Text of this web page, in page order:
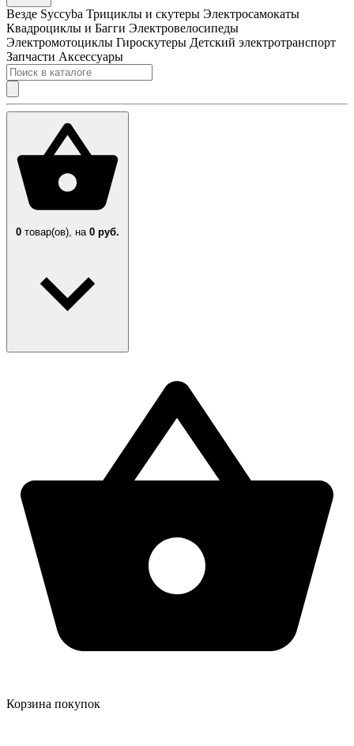
Везде Syccyba Трициклы и скутеры Электросамокаты
Квадроциклы и Багги Электровелосипеды
Электромотоциклы Гироскутеры Детский электротранспорт
Запчасти Аксессуары
0 товар(ов), на 0 руб.
Корзина покупок